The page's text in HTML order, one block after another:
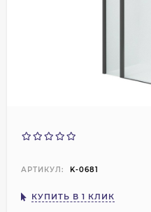
АРТИКУЛ: K-0681
КУПИТЬ В 1 КЛИК